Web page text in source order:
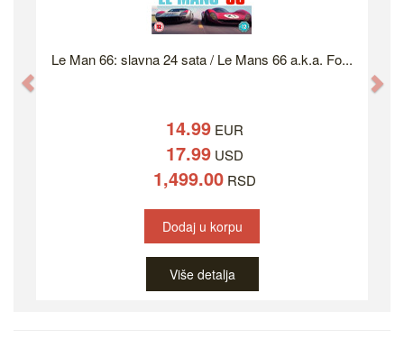
Le Man 66: slavna 24 sata / Le Mans 66 a.k.a. Fo...
14.99EUR
17.99USD
1,499.00RSD
Dodaj u korpu
Više detalja